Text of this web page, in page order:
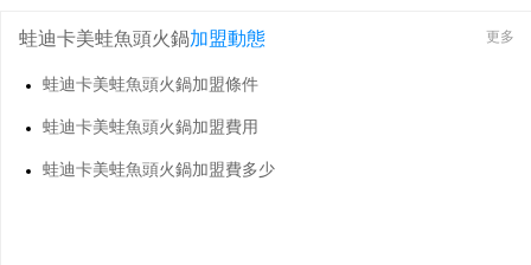
蛙迪卡美蛙魚頭火鍋加盟動態 更多
蛙迪卡美蛙魚頭火鍋加盟條件
蛙迪卡美蛙魚頭火鍋加盟費用
蛙迪卡美蛙魚頭火鍋加盟費多少